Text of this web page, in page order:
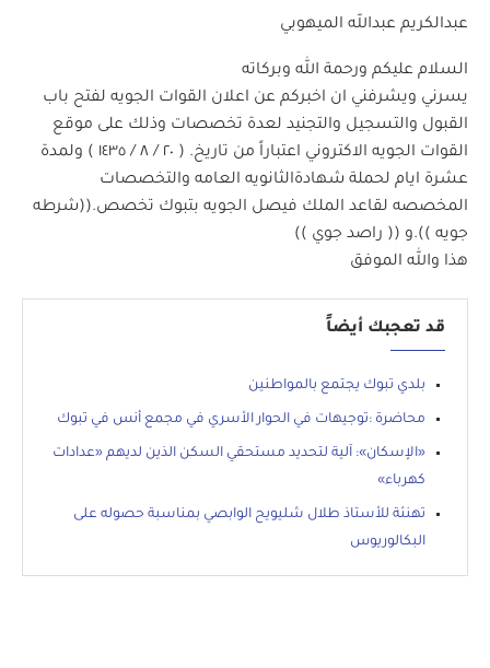
عبدالكريم عبدالله الميهوبي
السلام عليكم ورحمة الله وبركاته
يسرني ويشرفني ان اخبركم عن اعلان القوات الجويه لفتح باب
القبول والتسجيل والتجنيد لعدة تخصصات وذلك على موقع
القوات الجويه الاكتروني اعتباراً من تاريخ. ( ٢٠ / ٨ / ١٤٣٥ ) ولمدة
عشرة ايام لحملة شهادةالثانويه العامه والتخصصات
المخصصه لقاعد الملك فيصل الجويه بتبوك تخصص.((شرطه
جويه )).و (( راصد جوي ))
هذا والله الموفق
قد تعجبك أيضاً
بلدي تبوك يجتمع بالمواطنين
محاضرة :توجيهات في الحوار الأسري في مجمع أنس في تبوك
«الإسكان»: آلية لتحديد مستحقي السكن الذين لديهم «عدادات
كهرباء»
تهنئة للأستاذ طلال شليويح الوابصي بمناسبة حصوله على
البكالوريوس